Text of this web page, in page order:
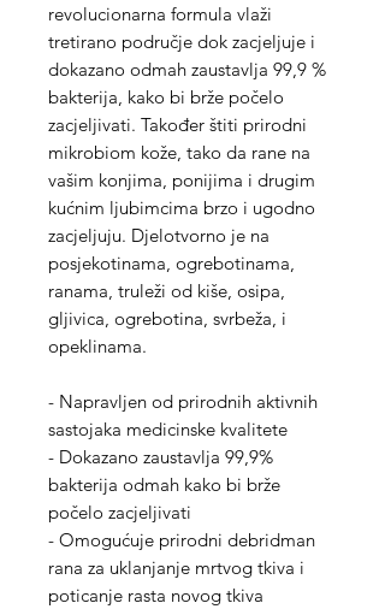
revolucionarna formula vlaži
tretirano područje dok zacjeljuje i
dokazano odmah zaustavlja 99,9 %
bakterija, kako bi brže počelo
zacjeljivati. Također štiti prirodni
mikrobiom kože, tako da rane na
vašim konjima, ponijima i drugim
kućnim ljubimcima brzo i ugodno
zacjeljuju. Djelotvorno je na
posjekotinama, ogrebotinama,
ranama, truleži od kiše, osipa,
gljivica, ogrebotina, svrbeža, i
opeklinama.
- Napravljen od prirodnih aktivnih
sastojaka medicinske kvalitete
- Dokazano zaustavlja 99,9%
bakterija odmah kako bi brže
počelo zacjeljivati
- Omogućuje prirodni debridman
rana za uklanjanje mrtvog tkiva i
poticanje rasta novog tkiva